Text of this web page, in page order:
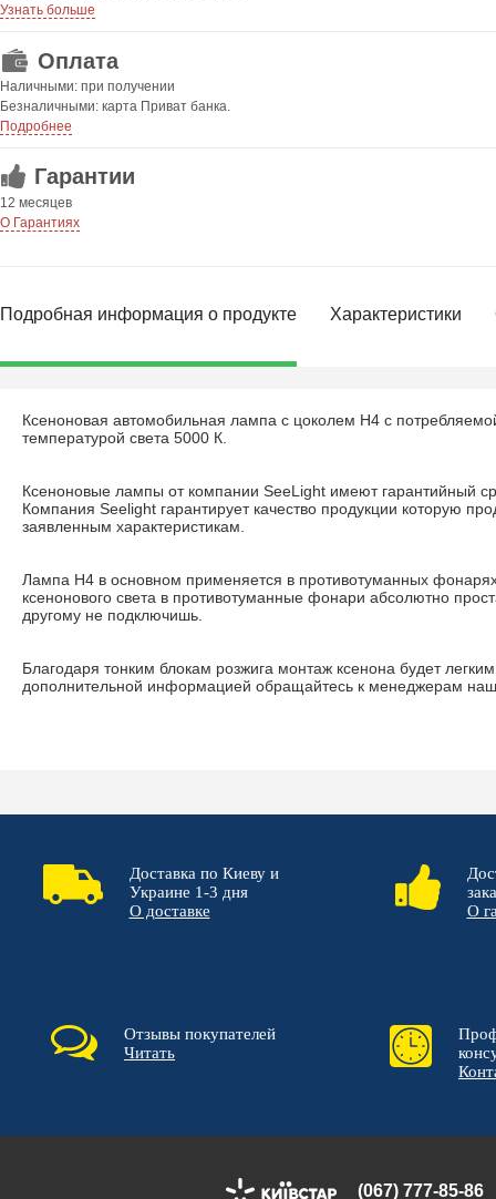
Узнать больше
Оплата
Наличными: при получении
Безналичными: карта Приват банка.
Подробнее
Гарантии
12 месяцев
О Гарантиях
Подробная информация о продукте Характеристики
Ксеноновая автомобильная лампа с цоколем Н4 с
температурой света 5000 К.
Ксеноновые лампы от компании SeeLight имеют гарантийный
Компания Seelight гарантирует качество продукции которую
заявленным характеристикам.
Лампа H4 в основном применяется в противотуманных
ксенонового света в противотуманные фонари абсолютно
другому не подключишь.
Благодаря тонким блокам розжига монтаж ксенона будет
дополнительной информацией обращайтесь к менеджерам
Доставка по Киеву и
Украине 1-3 дня
О доставке
О
Отзывы покупателей
Читать
(067) 777-85-86